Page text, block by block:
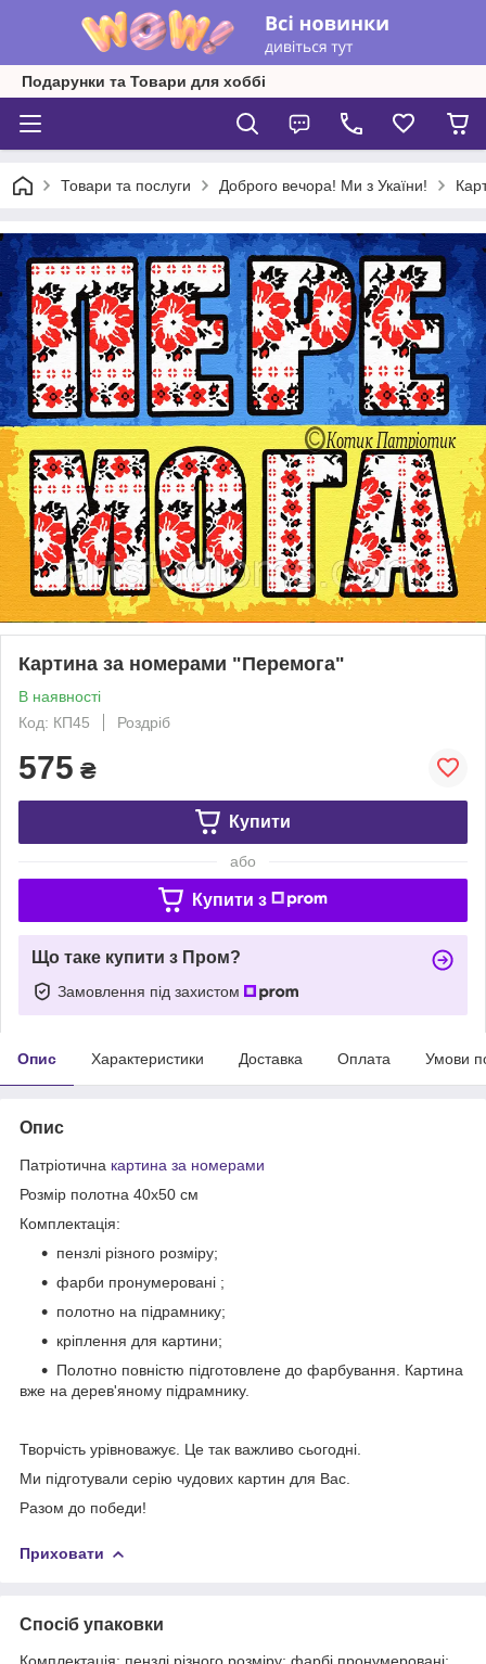
Подарунки та Товари для хоббі
Товари та послуги Доброго вечора! Ми з Укаїни!
Картина за номерами "Перемога"
В наявності
Код: КП45
Роздріб
575 ₴
Купити
або
Купити з
Що таке купити з Пром?
Замовлення під захистом
Опис Характеристики Доставка Оплата Умови
Опис
Патріотична картина за номерами
Розмір полотна 40х50 см
Комплектація:
пензлі різного розміру;
фарби пронумеровані ;
полотно на підрамнику;
кріплення для картини;
Полотно повністю підготовлене до фарбування. Картина
вже на дерев'яному підрамнику.
Творчість урівноважує. Це так важливо сьогодні.
Ми підготували серію чудових картин для Вас.
Разом до победи!
Приховати
Спосіб упаковки
Комплектація: пензлі різного розміру; фарбі пронумеровані;